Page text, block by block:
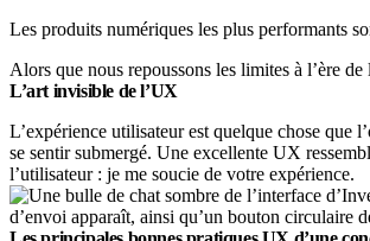
Les produits numériques les plus performants
Alors que nous repoussons les limites à l’ère
L’art invisible de l’UX
L’expérience utilisateur est quelque chose que
se sentir submergé. Une excellente UX
l’utilisateur : je me soucie de votre expérience.